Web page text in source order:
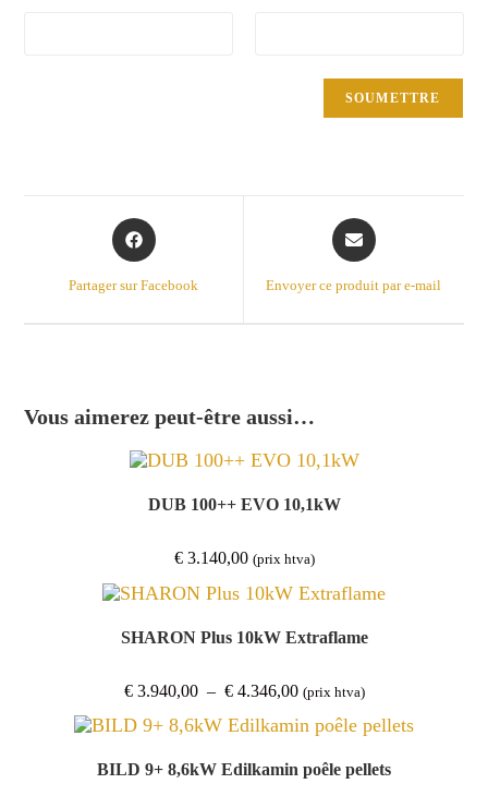
Opens
in
Partager sur Facebook
Opens
in
new
Envoyer ce produit par e-mail
Vous aimerez peut-être aussi…
DUB 100++ EVO 10,1kW
€3.140,00 (prix htva)
SHARON Plus 10kW Extraflame
€3.940,00 – €4.346,00Plage
de
prix :
€ 3.940,00
€ 4.346,00
(prix htva)
BILD 9+ 8,6kW Edilkamin poêle pellets